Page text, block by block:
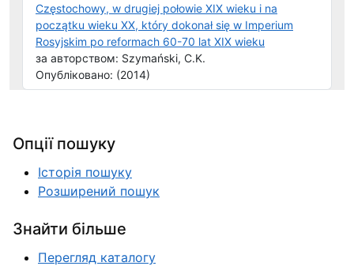
Częstochowy, w drugiej połowie XIX wieku i na
początku wieku XX, który dokonał się w Imperium
Rosyjskim po reformach 60-70 lat XIX wieku
за авторством: Szymański, C.K.
Опубліковано: (2014)
Опції пошуку
Історія пошуку
Розширений пошук
Знайти більше
Перегляд каталогу